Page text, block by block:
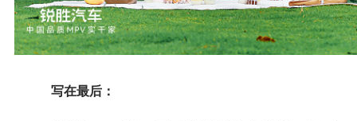
写在最后：